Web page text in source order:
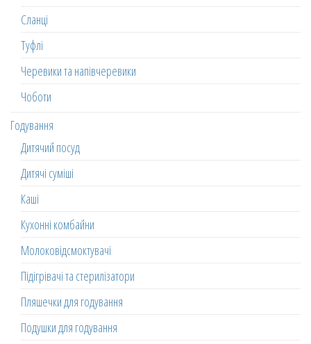
Сланці
Туфлі
Черевики та напівчеревики
Чоботи
Годування
Дитячий посуд
Дитячі суміші
Каші
Кухонні комбайни
Молоковідсмоктувачі
Підігрівачі та стерилізатори
Пляшечки для годування
Подушки для годування